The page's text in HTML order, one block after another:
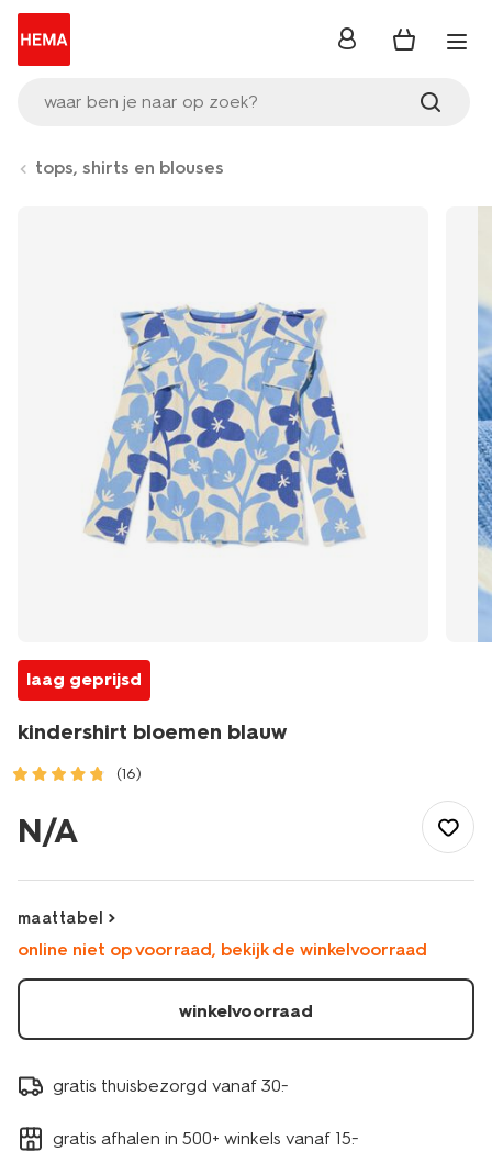
waar ben je naar op zoek?
inloggen
tops, shirts en blouses
laag geprijsd
kindershirt bloemen blauw
(16)
tops-
shirts-
bloemen-
blauw-
N/A
maattabel
online niet op voorraad, bekijk de winkelvoorraad
winkelvoorraad
gratis thuisbezorgd vanaf 30.-
gratis afhalen in 500+ winkels vanaf 15.-